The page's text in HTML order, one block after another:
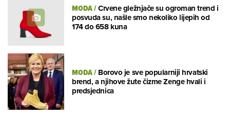
MODA/Crvene gležnjače su ogroman trend i
posvuda su, našle smo nekoliko lijepih od
174 do 658 kuna
MODA/Borovo je sve popularniji hrvatski
brend, a njihove žute čizme Zenge hvali i
predsjednica